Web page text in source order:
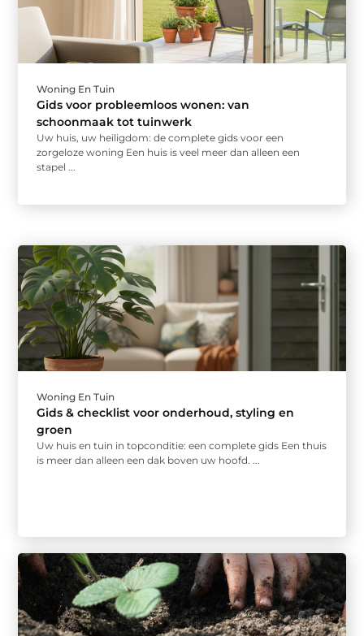
Woning En Tuin
Gids voor probleemloos wonen: van
schoonmaak tot tuinwerk
Uw huis, uw heiligdom: de complete gids voor een
zorgeloze woning Een huis is veel meer dan alleen een
stapel ...
Woning En Tuin
Gids & checklist voor onderhoud, styling en
groen
Uw huis en tuin in topconditie: een complete gids Een thuis
is meer dan alleen een dak boven uw hoofd. ...